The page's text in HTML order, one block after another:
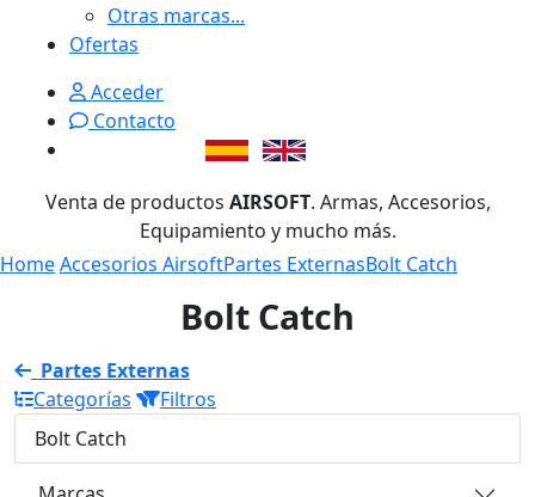
Otras marcas...
Ofertas
Acceder
Contacto
Venta de productos AIRSOFT. Armas, Accesorios,
Equipamiento y mucho más.
HomeAccesorios AirsoftPartes ExternasBolt Catch
Bolt Catch
Partes Externas
Categorías
Filtros
Bolt Catch